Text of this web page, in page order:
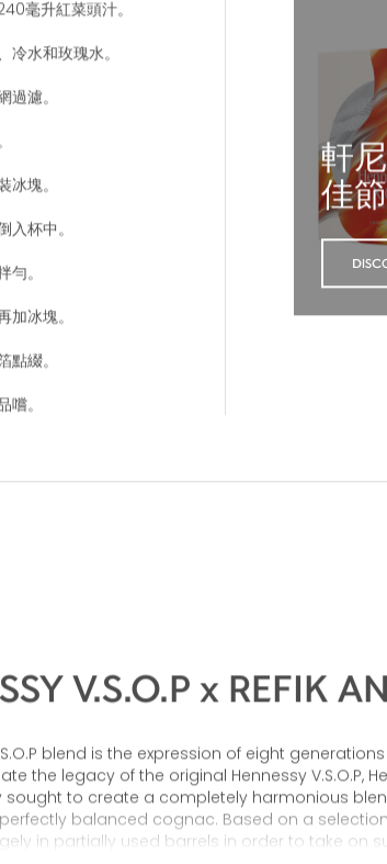
毫升紅菜頭汁。
冷水和玫瑰水。
過濾。
冰塊。
入杯中。
勻。
加冰塊。
點綴。
嚐。
軒
佳節
V.S.O.P x REFIK
blend is the expression of eight
the legacy of the original Hennessy V.S.O.P,
to create a completely harmonious
balanced cognac. Based on a
in partially used barrels in order to take on